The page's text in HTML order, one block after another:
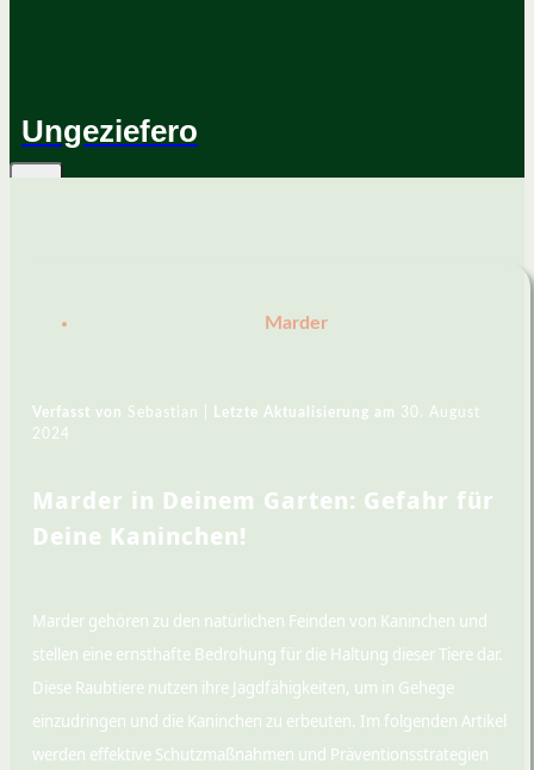
Ungeziefero
Marder
Verfasst von Sebastian | Letzte Aktualisierung am 30. August
2024
Marder in Deinem Garten: Gefahr für
Deine Kaninchen!
Marder gehören zu den natürlichen Feinden von Kaninchen und
stellen eine ernsthafte Bedrohung für die Haltung dieser Tiere dar.
Diese Raubtiere nutzen ihre Jagdfähigkeiten, um in Gehege
einzudringen und die Kaninchen zu erbeuten. Im folgenden Artikel
werden effektive Schutzmaßnahmen und Präventionsstrategien